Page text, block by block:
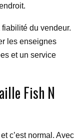
du vendeur.
les enseignes
et un service
Fish N
c’est normal. Avec